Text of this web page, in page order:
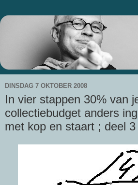
DINSDAG 7 OKTOBER 2008
In vier stappen 30% van
collectiebudget anders
met kop en staart ; deel 3